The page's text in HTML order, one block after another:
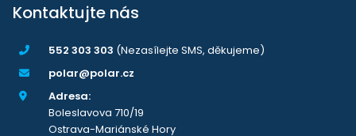
Kontaktujte nás
552 303 303 (Nezasílejte SMS, děkujeme)
polar@polar.cz
Adresa:
Boleslavova 710/19
Ostrava-Mariánské Hory